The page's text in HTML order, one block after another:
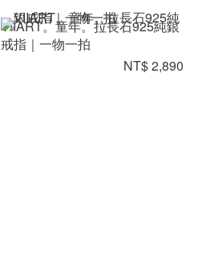
VIIART。童年。拉長石925純銀
戒指｜一物一拍
NT$ 2,890